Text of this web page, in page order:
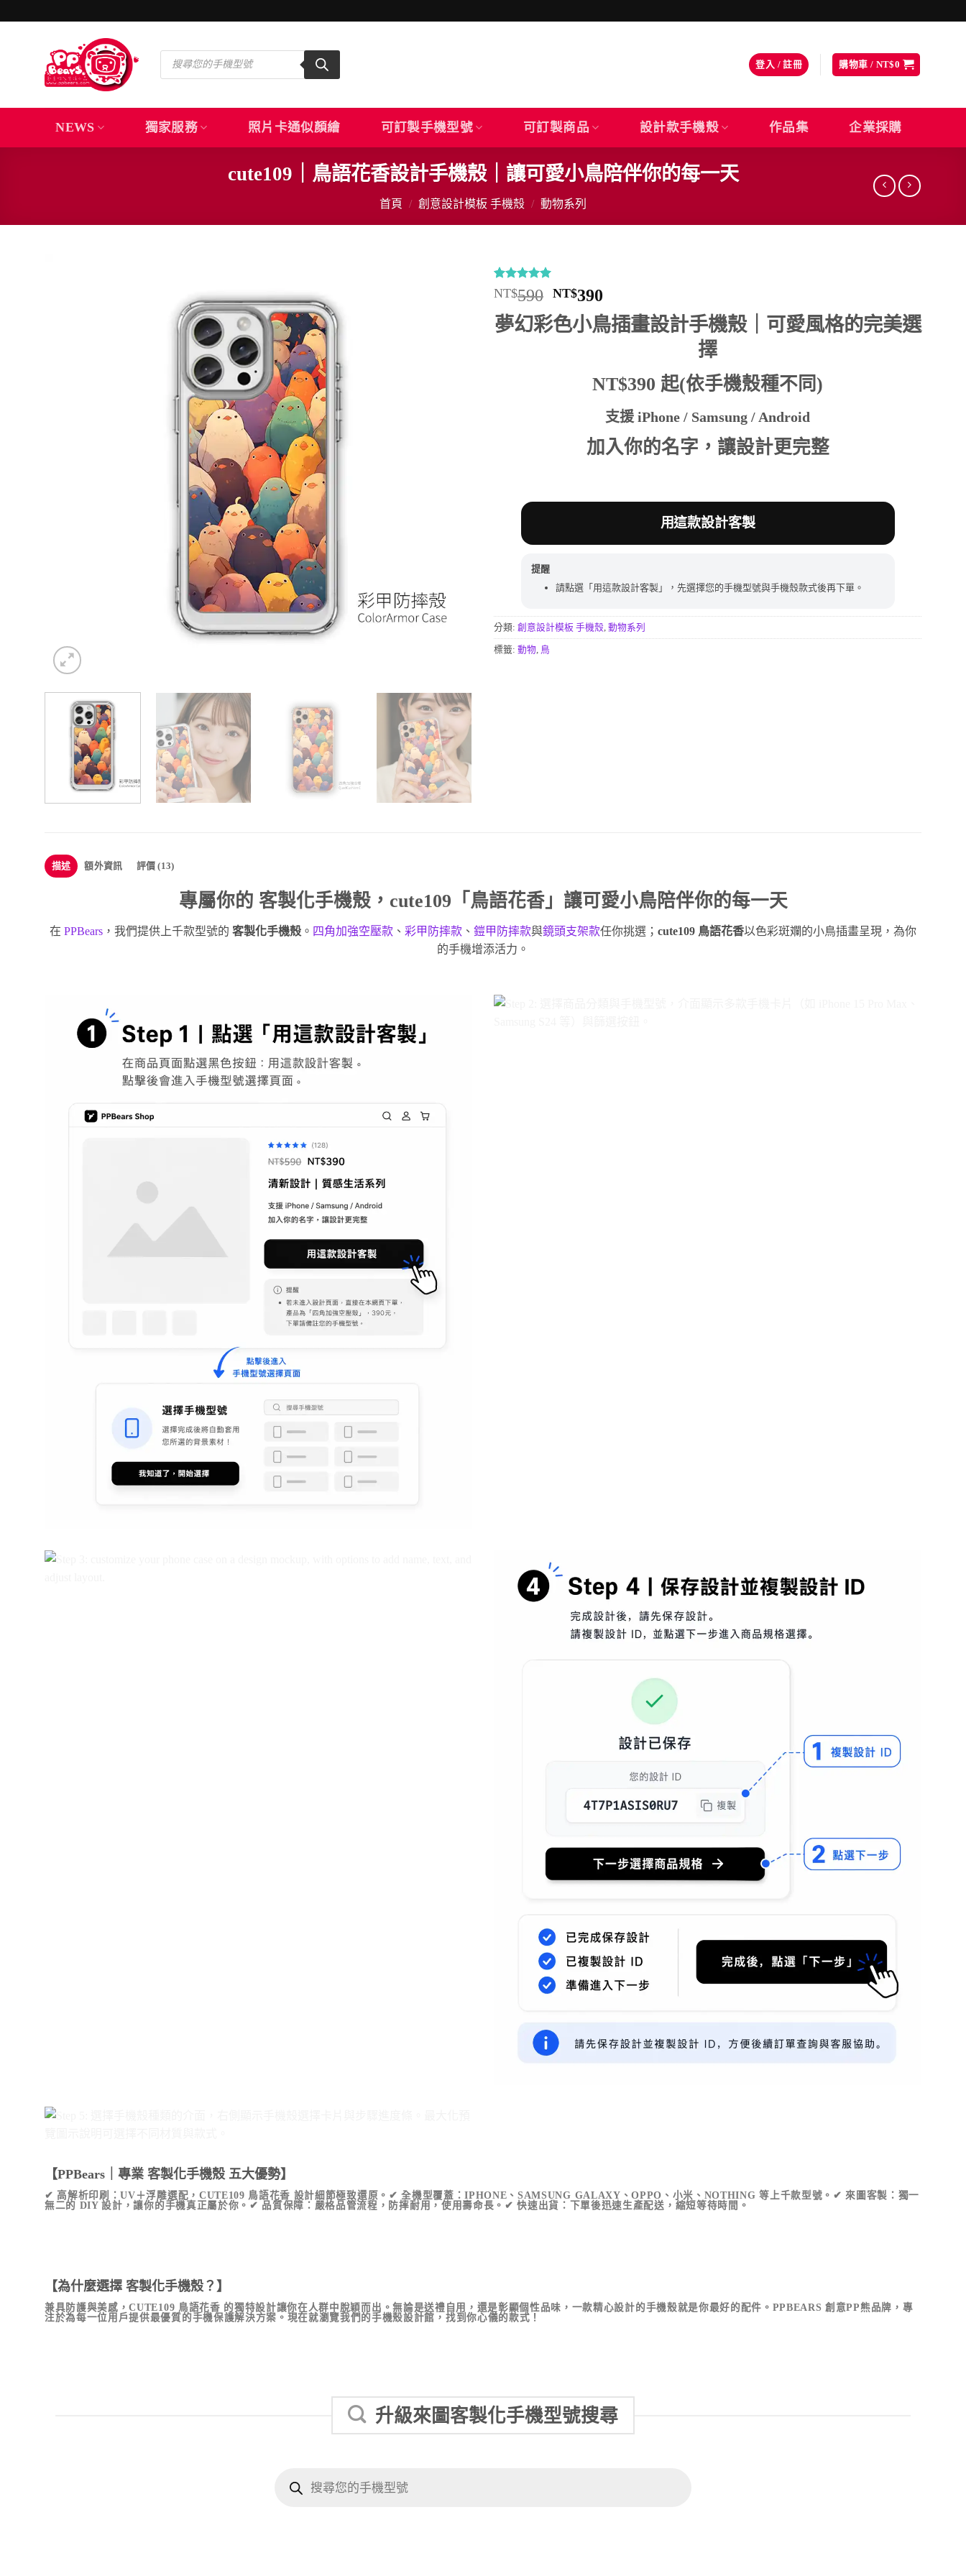
Products
search
登入 / 註冊 購物車 / NT$0
NEWS 獨家服務 照片卡通似顏繪 可訂製手機型號 可訂製商品 設計款手機殼 作品集 企業採購
cute109｜鳥語花香設計手機殼｜讓可愛小鳥陪伴你的每一天
首頁 / 創意設計模板 手機殼 / 動物系列
評分4.92
/ 5，已有
13
位顧客進
行評分
NT$590 原
始
價
NT$390
前
價
夢幻彩色小鳥插畫設計手機殼｜可愛風格的完美選
擇
NT$390 起(依手機殼種不同)
支援 iPhone / Samsung / Android
加入你的名字，讓設計更完整
用這款設計客製
提醒
請點選「用這款設計客製」，先選擇您的手機型號與手機殼款式後再下單。
分類: 創意設計模板 手機殼, 動物系列
標籤: 動物, 鳥
描述 額外資訊 評價 (13)
專屬你的 客製化手機殼，cute109「鳥語花香」讓可愛小鳥陪伴你的每一天
在 PPBears ，我們提供上千款型號的 客製化手機殼 。 四角加強空壓款 、 彩甲防摔款 、 鎧甲防摔款與鏡頭支架款任你挑選； cute109 鳥語花香以色彩斑斕的小鳥插畫呈現，為你
的手機增添活力。
【PPBears｜專業 客製化手機殼 五大優勢】
✔ 高解析印刷：UV＋浮雕選配， CUTE109 鳥語花香 設計細節極致還原。✔ 全機型覆蓋：IPHONE、SAMSUNG GALAXY、OPPO、小米、NOTHING 等上千款型號。✔ 來圖客製：獨一
無二的 DIY 設計，讓你的手機真正屬於你。✔ 品質保障：嚴格品管流程，防摔耐用，使用壽命長。✔ 快速出貨：下單後迅速生產配送，縮短等待時間。
【為什麼選擇 客製化手機殼？】
兼具防護與美感，CUTE109 鳥語花香 的獨特設計讓你在人群中脫穎而出。無論是送禮自用，還是彰顯個性品味，一款精心設計的手機殼就是你最好的配件。PPBEARS 創意PP熊品牌，專
注於為每一位用戶提供最優質的手機保護解決方案。現在就瀏覽我們的手機殼設計館，找到你心儀的款式！
升級來圖客製化手機型號搜尋
search